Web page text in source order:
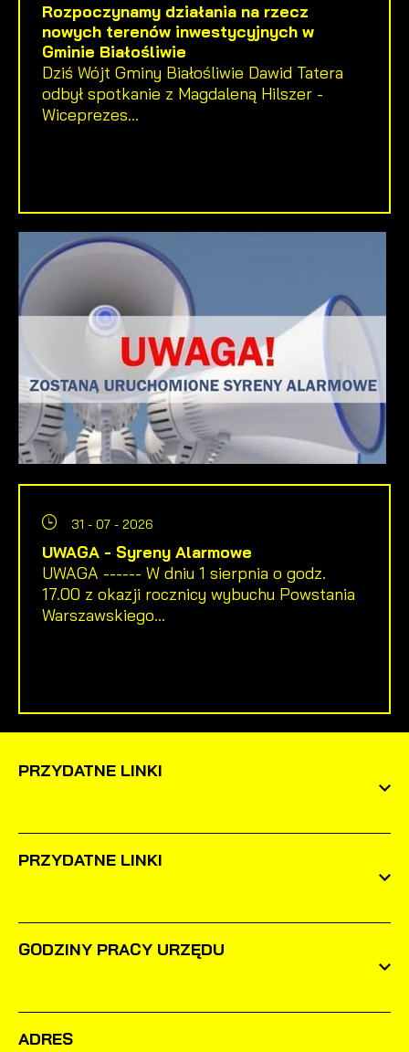
Rozpoczynamy działania na rzecz
nowych terenów inwestycyjnych w
Gminie Białośliwie
Dziś Wójt Gminy Białośliwie Dawid Tatera
odbył spotkanie z Magdaleną Hilszer -
Wiceprezes...
31 - 07 - 2026
UWAGA - Syreny Alarmowe
UWAGA ------ W dniu 1 sierpnia o godz.
17.00 z okazji rocznicy wybuchu Powstania
Warszawskiego...
PRZYDATNE LINKI
PRZYDATNE LINKI
GODZINY PRACY URZĘDU
ADRES